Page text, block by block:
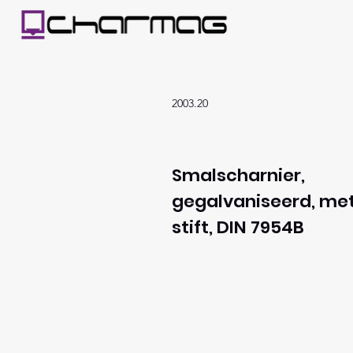
2003.20
Smalscharnier,
gegalvaniseerd,
stift, DIN 7954B